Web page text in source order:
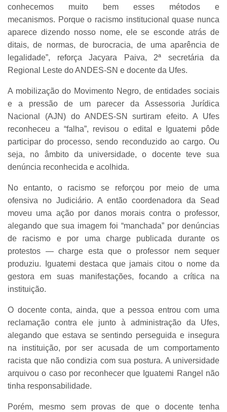
conhecemos muito bem esses métodos e
mecanismos. Porque o racismo institucional quase nunca
aparece dizendo nosso nome, ele se esconde atrás de
ditais, de normas, de burocracia, de uma aparência de
legalidade”, reforça Jacyara Paiva, 2ª secretária da
Regional Leste do ANDES-SN e docente da Ufes.
A mobilização do Movimento Negro, de entidades sociais
e a pressão de um parecer da Assessoria Jurídica
Nacional (AJN) do ANDES-SN surtiram efeito. A Ufes
reconheceu a “falha”, revisou o edital e Iguatemi pôde
participar do processo, sendo reconduzido ao cargo. Ou
seja, no âmbito da universidade, o docente teve sua
denúncia reconhecida e acolhida.
No entanto, o racismo se reforçou por meio de uma
ofensiva no Judiciário. A então coordenadora da Sead
moveu uma ação por danos morais contra o professor,
alegando que sua imagem foi “manchada” por denúncias
de racismo e por uma charge publicada durante os
protestos — charge esta que o professor nem sequer
produziu. Iguatemi destaca que jamais citou o nome da
gestora em suas manifestações, focando a crítica na
instituição.
O docente conta, ainda, que a pessoa entrou com uma
reclamação contra ele junto à administração da Ufes,
alegando que estava se sentindo perseguida e insegura
na instituição, por ser acusada de um comportamento
racista que não condizia com sua postura. A universidade
arquivou o caso por reconhecer que Iguatemi Rangel não
tinha responsabilidade.
Porém, mesmo sem provas de que o docente tenha